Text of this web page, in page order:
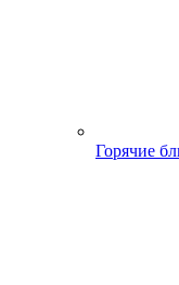
Горячие